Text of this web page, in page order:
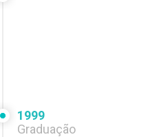
1999
Graduação